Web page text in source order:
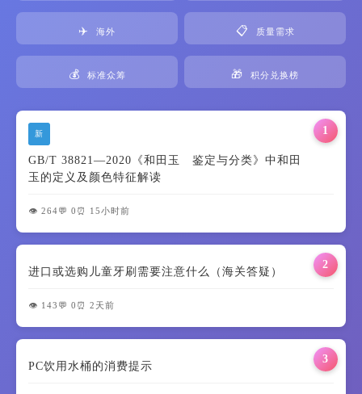
✈️ 海外 📋 质量需求
💰 标准众筹 🎁 积分兑换榜
1
新
GB/T 38821—2020《和田玉 鉴定与分类》中和田
玉的定义及颜色特征解读
👁️ 264💬 0 ⏰ 15小时前
2
进口或选购儿童牙刷需要注意什么（海关答疑）
👁️ 143 💬 0 ⏰ 2天前
3
PC饮用水桶的消费提示